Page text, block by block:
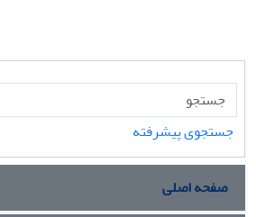
جستجوی پیشرفته
صفحه اصلی